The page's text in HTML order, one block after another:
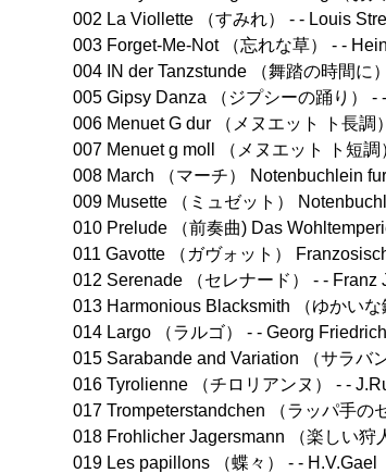
002 La Viollette （すみれ） - - Louis
003 Forget-Me-Not （忘れな草） - -
004 IN der Tanzstunde （舞踏の時間に
005 Gipsy Danza （ジプシーの踊り） -
006 Menuet G dur （メヌエット ト長
007 Menuet g moll （メヌエット ト短
008 March （マーチ） Notenbuchlein
009 Musette （ミュゼット）
010 Prelude （前奏曲) Das
011 Gavotte （ガヴォット）
012 Serenade （セレナード） - - Franz
013 Harmonious Blacksmith （ゆかい
014 Largo （ラルゴ） - - Georg
015 Sarabande and Variation （サラバ
016 Tyrolienne （チロリアンヌ） - -
017 Trompeterstandchen （ラッパ手の
018 Frohlicher Jagersmann （楽しい狩
019 Les papillons （蝶々） - - H.V.Gael